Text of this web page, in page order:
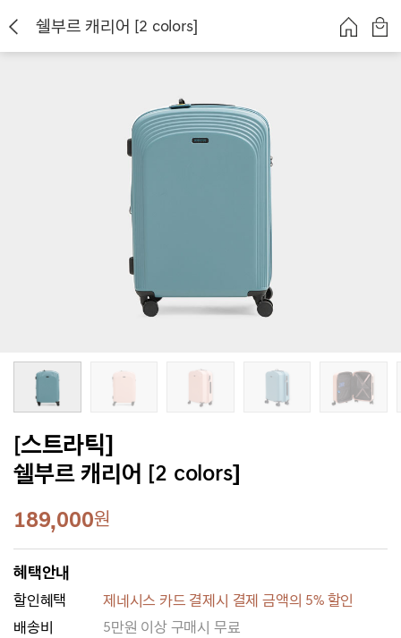
쉘부르 캐리어 [2 colors]
[스트라틱]
쉘부르 캐리어 [2 colors]
189,000원
혜택안내
할인혜택
제네시스 카드 결제시 결제 금액의 5% 할인
배송비
5만원 이상 구매시 무료